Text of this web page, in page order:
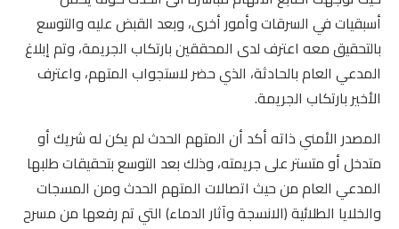
أسبقيات في السرقات وأمور أخرى، وبعد القبض عليه والتوسع
بالتحقيق معه اعترف لدى المحققين بارتكاب الجريمة، وتم إبلاغ
المدعي العام بالحادثة، الذي حضر لاستجواب المتهم، واعترف
الأخير بارتكاب الجريمة.
المصدر الأمني ذاته أكد أن المتهم الحدث لم يكن له شريك أو
متدخل أو متستر على جريمته، وذلك بعد التوسع بتحقيقات طلبها
المدعي العام من حيث اتصالات المتهم الحدث ومن المسجات
والخلايا الطلائية (الانسجة وآثار الدماء) التي تم رفعها من مسرح